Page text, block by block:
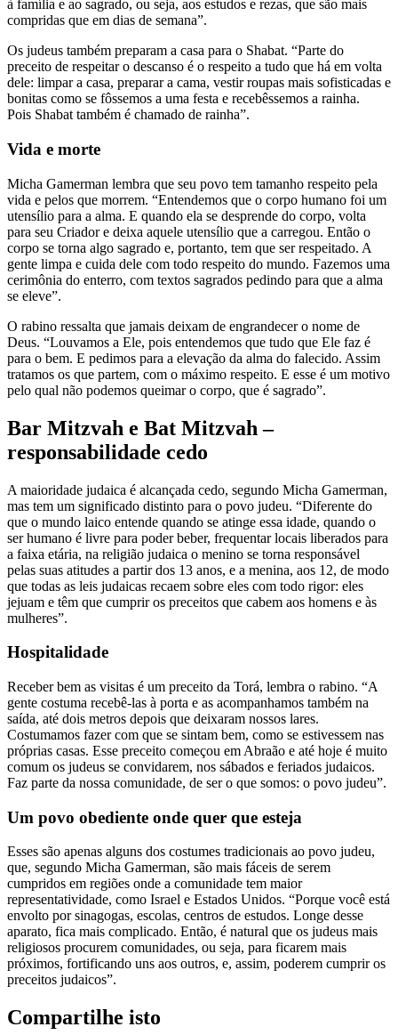
à família e ao sagrado, ou seja, aos estudos e rezas, que são mais
compridas que em dias de semana”.
Os judeus também preparam a casa para o Shabat. “Parte do
preceito de respeitar o descanso é o respeito a tudo que há em volta
dele: limpar a casa, preparar a cama, vestir roupas mais sofisticadas e
bonitas como se fôssemos a uma festa e recebêssemos a rainha.
Pois Shabat também é chamado de rainha”.
Vida e morte
Micha Gamerman lembra que seu povo tem tamanho respeito pela
vida e pelos que morrem. “Entendemos que o corpo humano foi um
utensílio para a alma. E quando ela se desprende do corpo, volta
para seu Criador e deixa aquele utensílio que a carregou. Então o
corpo se torna algo sagrado e, portanto, tem que ser respeitado. A
gente limpa e cuida dele com todo respeito do mundo. Fazemos uma
cerimônia do enterro, com textos sagrados pedindo para que a alma
se eleve”.
O rabino ressalta que jamais deixam de engrandecer o nome de
Deus. “Louvamos a Ele, pois entendemos que tudo que Ele faz é
para o bem. E pedimos para a elevação da alma do falecido. Assim
tratamos os que partem, com o máximo respeito. E esse é um motivo
pelo qual não podemos queimar o corpo, que é sagrado”.
Bar Mitzvah e Bat Mitzvah –
responsabilidade cedo
A maioridade judaica é alcançada cedo, segundo Micha Gamerman,
mas tem um significado distinto para o povo judeu. “Diferente do
que o mundo laico entende quando se atinge essa idade, quando o
ser humano é livre para poder beber, frequentar locais liberados para
a faixa etária, na religião judaica o menino se torna responsável
pelas suas atitudes a partir dos 13 anos, e a menina, aos 12, de modo
que todas as leis judaicas recaem sobre eles com todo rigor: eles
jejuam e têm que cumprir os preceitos que cabem aos homens e às
mulheres”.
Hospitalidade
Receber bem as visitas é um preceito da Torá, lembra o rabino. “A
gente costuma recebê-las à porta e as acompanhamos também na
saída, até dois metros depois que deixaram nossos lares.
Costumamos fazer com que se sintam bem, como se estivessem nas
próprias casas. Esse preceito começou em Abraão e até hoje é muito
comum os judeus se convidarem, nos sábados e feriados judaicos.
Faz parte da nossa comunidade, de ser o que somos: o povo judeu”.
Um povo obediente onde quer que esteja
Esses são apenas alguns dos costumes tradicionais ao povo judeu,
que, segundo Micha Gamerman, são mais fáceis de serem
cumpridos em regiões onde a comunidade tem maior
representatividade, como Israel e Estados Unidos. “Porque você está
envolto por sinagogas, escolas, centros de estudos. Longe desse
aparato, fica mais complicado. Então, é natural que os judeus mais
religiosos procurem comunidades, ou seja, para ficarem mais
próximos, fortificando uns aos outros, e, assim, poderem cumprir os
preceitos judaicos”.
Compartilhe isto